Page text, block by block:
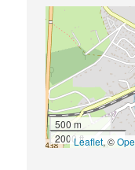
500 m
2000 ftLeaflet, ©